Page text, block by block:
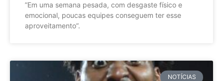
”Em uma semana pesada, com desgaste físico e
emocional, poucas equipes conseguem ter esse
aproveitamento”.
NOTÍCIAS